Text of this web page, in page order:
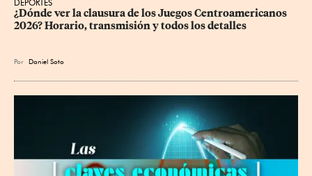
DEPORTES
¿Dónde ver la clausura de los Juegos Centroamericanos
2026? Horario, transmisión y todos los detalles
Por Daniel Soto